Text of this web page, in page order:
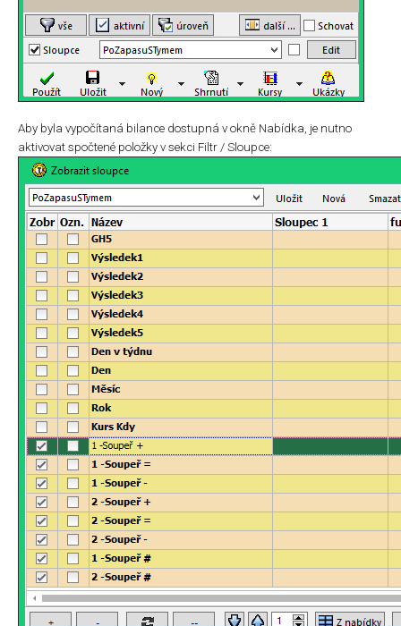
Aby byla vypočítaná bilance dostupná v okně Nabídka, je nutno
aktivovat spočtené položky v sekci Filtr / Sloupce: